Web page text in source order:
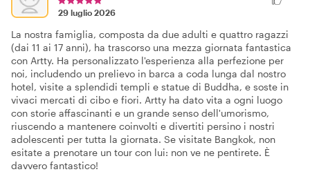
29 luglio 2026
La nostra famiglia, composta da due adulti e quattro ragazzi
(dai 11 ai 17 anni), ha trascorso una mezza giornata fantastica
con Artty. Ha personalizzato l'esperienza alla perfezione per
noi, includendo un prelievo in barca a coda lunga dal nostro
hotel, visite a splendidi templi e statue di Buddha, e soste in
vivaci mercati di cibo e fiori. Artty ha dato vita a ogni luogo
con storie affascinanti e un grande senso dell'umorismo,
riuscendo a mantenere coinvolti e divertiti persino i nostri
adolescenti per tutta la giornata. Se visitate Bangkok, non
esitate a prenotare un tour con lui: non ve ne pentirete. È
davvero fantastico!